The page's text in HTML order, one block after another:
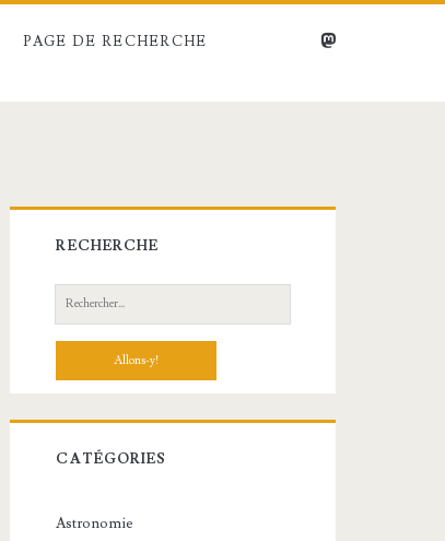
PAGE DE RECHERCHE mastodon
Barre
latérale
principale
RECHERCHE
Recherche:
CATÉGORIES
Astronomie